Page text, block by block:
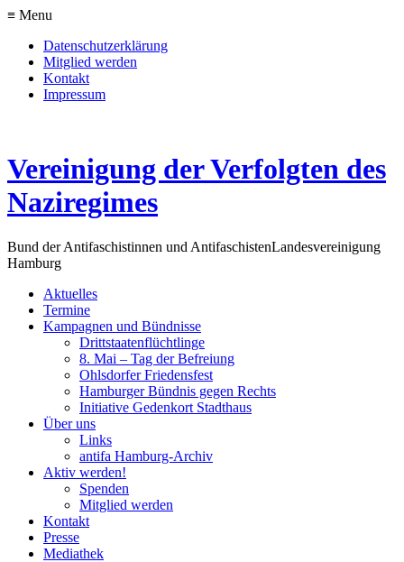
≡ Menu
Datenschutzerklärung
Mitglied werden
Kontakt
Impressum
Vereinigung der Verfolgten des
Naziregimes
Bund der Antifaschistinnen und AntifaschistenLandesvereinigung
Hamburg
Aktuelles
Termine
Kampagnen und Bündnisse
Drittstaatenflüchtlinge
8. Mai – Tag der Befreiung
Ohlsdorfer Friedensfest
Hamburger Bündnis gegen Rechts
Initiative Gedenkort Stadthaus
Über uns
Links
antifa Hamburg-Archiv
Aktiv werden!
Spenden
Mitglied werden
Kontakt
Presse
Mediathek